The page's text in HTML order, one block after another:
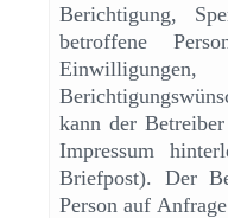
Berichtigung,
betroffene
kann der
Impressum
Briefpost). Der
Person auf